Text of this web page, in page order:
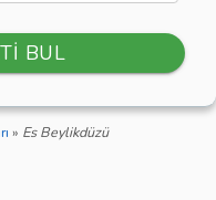
BUL
» Es Beylikdüzü